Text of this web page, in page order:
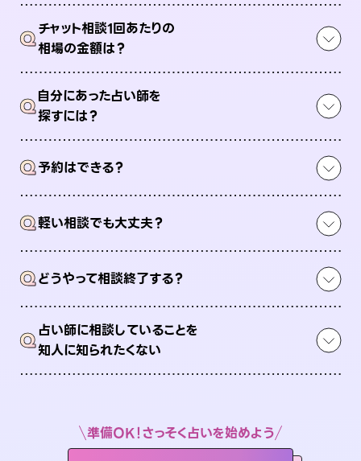
Qチャット相談1回あたりの
相場の金額は？
Q自分にあった占い師を
探すには？
Q予約はできる？
Q軽い相談でも大丈夫？
Qどうやって相談終了する？
Q占い師に相談していることを
知人に知られたくない
準備OK！さっそく占いを始めよう